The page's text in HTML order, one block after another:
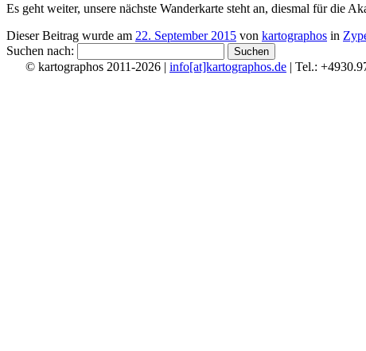
Es geht weiter, unsere nächste Wanderkarte steht an, diesmal für die
Dieser Beitrag wurde am 22. September 2015 von kartographos in
Suchen nach:
© kartographos 2011-2026 | info[at]kartographos.de | Tel.: